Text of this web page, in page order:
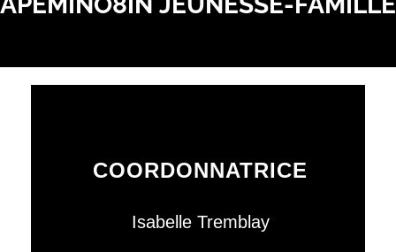
COORDONNATRICE
Isabelle Tremblay